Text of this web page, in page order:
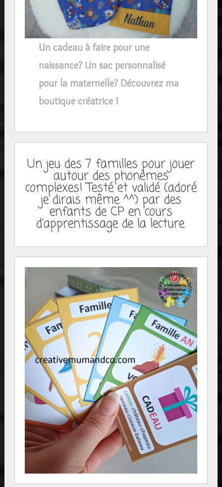
Un cadeau à faire pour une
naissance? Un sac personnalisé
pour la maternelle? Découvrez ma
boutique créatrice !
Un jeu des 7 familles pour jouer
autour des phonèmes
complexes! Testé et validé (adoré
je dirais même ^^) par des
enfants de CP en cours
d'apprentissage de la lecture.